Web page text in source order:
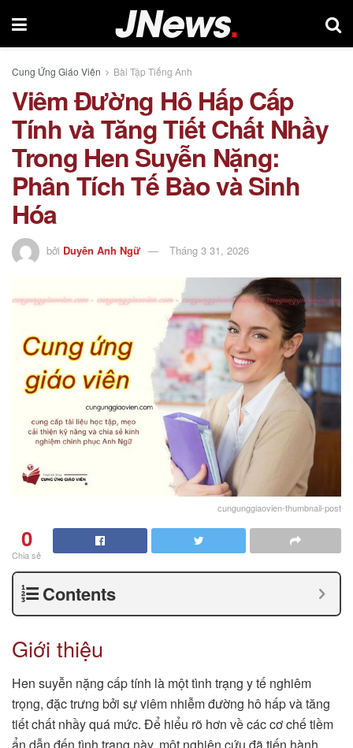
Cung Ứng Giáo Viên Bài Tập Tiếng Anh
Viêm Đường Hô Hấp Cấp
Tính và Tăng Tiết Chất Nhầy
Trong Hen Suyễn Nặng:
Phân Tích Tế Bào và Sinh
Hóa
bởi Duyên Anh Ngữ Tháng 3 31, 2026
cungunggiaovien-thumbnail-post
0
Chia sẻ
Contents
Giới thiệu
Hen suyễn nặng cấp tính là một tình trạng y tế nghiêm
trọng, đặc trưng bởi sự viêm nhiễm đường hô hấp và tăng
tiết chất nhầy quá mức. Để hiểu rõ hơn về các cơ chế tiềm